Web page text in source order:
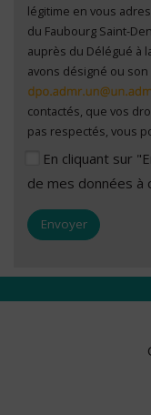
légitime en vous
du Faubourg Saint-
auprès du Délégué à
avons désigné ou
contactés, que vos
pas respectés, vous
En cliquant sur
de mes données